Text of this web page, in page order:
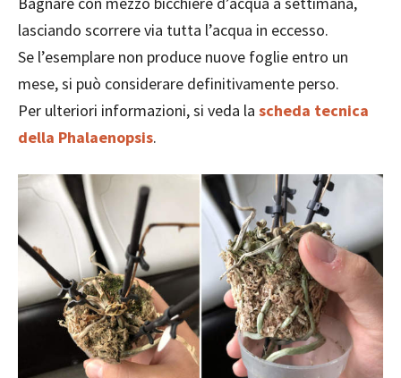
lasciando scorrere via tutta l’acqua in eccesso.
Se l’esemplare non produce nuove foglie entro un
mese, si può considerare definitivamente perso.
Per ulteriori informazioni, si veda la scheda tecnica
della Phalaenopsis.